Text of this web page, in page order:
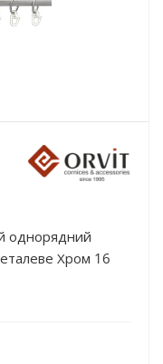
однорядний
Хром 16